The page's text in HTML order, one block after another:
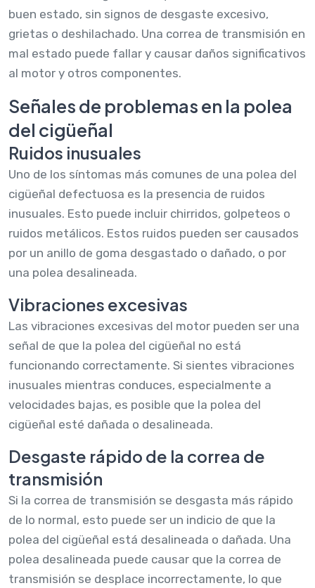
buen estado, sin signos de desgaste excesivo,
grietas o deshilachado. Una correa de transmisión en
mal estado puede fallar y causar daños significativos
al motor y otros componentes.
Señales de problemas en la polea
del cigüeñal
Ruidos inusuales
Uno de los síntomas más comunes de una polea del
cigüeñal defectuosa es la presencia de ruidos
inusuales. Esto puede incluir chirridos, golpeteos o
ruidos metálicos. Estos ruidos pueden ser causados
por un anillo de goma desgastado o dañado, o por
una polea desalineada.
Vibraciones excesivas
Las vibraciones excesivas del motor pueden ser una
señal de que la polea del cigüeñal no está
funcionando correctamente. Si sientes vibraciones
inusuales mientras conduces, especialmente a
velocidades bajas, es posible que la polea del
cigüeñal esté dañada o desalineada.
Desgaste rápido de la correa de
transmisión
Si la correa de transmisión se desgasta más rápido
de lo normal, esto puede ser un indicio de que la
polea del cigüeñal está desalineada o dañada. Una
polea desalineada puede causar que la correa de
transmisión se desplace incorrectamente, lo que